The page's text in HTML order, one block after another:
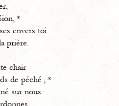
*
envers toi
prière.
chair
de péché ; *
é sur nous :